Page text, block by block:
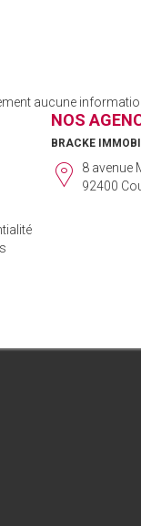
aucune
NOS
BRACKE
8 avenue
92400